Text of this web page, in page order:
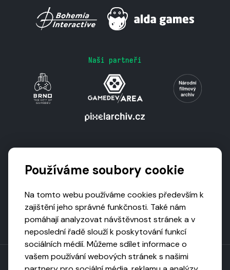
Naši partneři
Používáme soubory cookie
Na tomto webu používáme cookies především k
zajištění jeho správné funkčnosti. Také nám
pomáhají analyzovat návštěvnost stránek a v
neposlední řadě slouží k poskytování funkcí
sociálních médií. Můžeme sdílet informace o
vašem používání webových stránek s našimi